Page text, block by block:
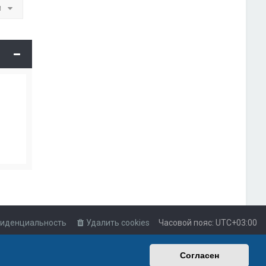
Согласен
Часовой пояс: UTC+03:00
Удалить cookies